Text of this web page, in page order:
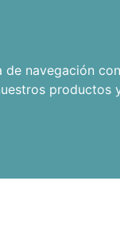
navegación